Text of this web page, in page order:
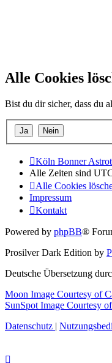
Alle Cookies
Bist du dir sicher, dass du
Köln Bonner
Alle Zeiten sind
Alle Cookies
Impressum
Kontakt
Powered by phpBB®
Prosilver Dark Edition by
Deutsche Übersetzung
Moon Image Courtesy of
SunSpot Image Courtesy
Datenschutz |